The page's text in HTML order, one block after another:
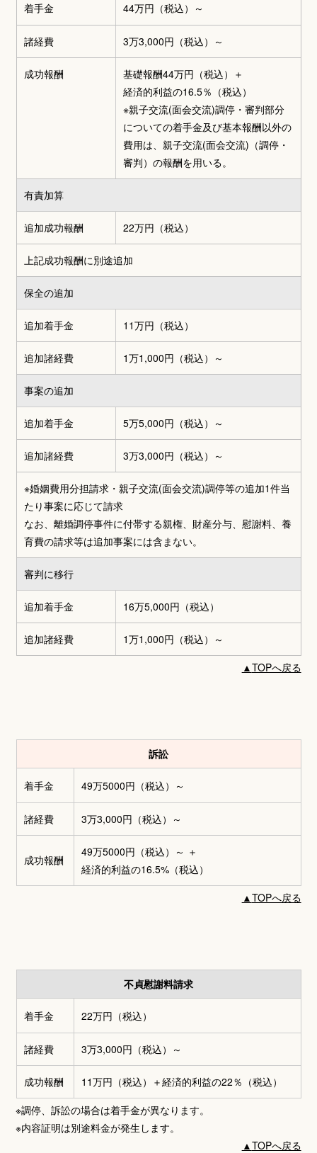
着手金 44万円 （税込）～
諸経費 3万3,000円 （税込）～
成功報酬 基礎報酬44万円（税込） ＋
経済的利益の16.5％（税込）
※親子交流(面会交流)調停・審判部分
についての着手金及び基本報酬以外の
費用は、親子交流(面会交流)（調停・
審判）の報酬を用いる。
有責加算
追加成功報酬 22万円（税込）
上記成功報酬に別途追加
保全の追加
追加着手金 11万円（税込）
追加諸経費 1万1,000円（税込）～
事案の追加
追加着手金 5万5,000円（税込）～
追加諸経費 3万3,000円（税込）～
※婚姻費用分担請求・親子交流(面会交流)調停等の追加1件当
たり事案に応じて請求
なお、離婚調停事件に付帯する親権、財産分与、慰謝料、養
育費の請求等は追加事案には含まない。
審判に移行
追加着手金 16万5,000円（税込）
追加諸経費
1万1,000円（税込）～
▲TOPへ戻る
訴訟
着手金 49万5000円 （税込）～
諸経費 3万3,000円 （税込）～
成功報酬
49万5000円（税込）～ ＋
経済的利益の16.5%（税込）
▲TOPへ戻る
不貞慰謝料請求
着手金 22万円 （税込）
諸経費 3万3,000円 （税込）～
成功報酬 11万円（税込）＋経済的利益の22％（税込）
※調停、訴訟の場合は着手金が異なります。
※内容証明は別途料金が発生します。
▲TOPへ戻る